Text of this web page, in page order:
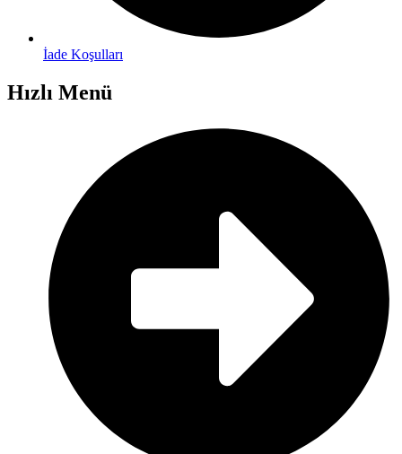
İade Koşulları
Hızlı Menü